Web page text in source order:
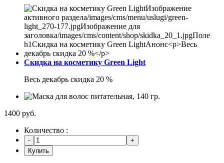
Скидка на косметику Green Light
Весь декабрь скидка 20 %
1400 руб.
Количество :
Купить